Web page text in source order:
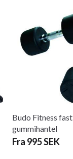
Budo Fitness fast
gummihantel
Fra 995 SEK